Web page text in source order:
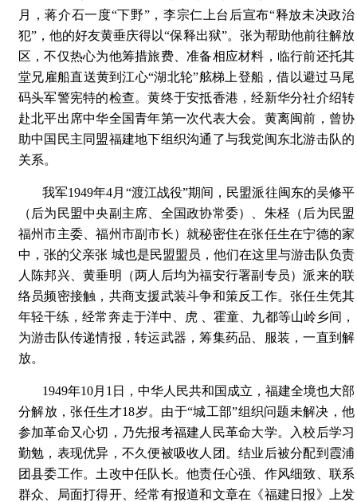
月，蒋介石一度“下野”，李宗仁上台后宣布“释放未决政治
犯”，他的好友黄垂庆得以“保释出狱”。张为帮助他前往解放
区，不仅热心为他筹措旅费、准备相应材料，临行前还托其
堂兄雇船直送黄到江心“湖北轮”舷梯上登船，借以避过马尾
码头军警宪特的检查。黄终于安抵香港，经新华分社介绍转
赴北平出席中华全国青年第一次代表大会。黄离闽前，曾协
助中国民主同盟福建地下组织沟通了与我党闽东北游击队的
关系。
我军1949年4月“渡江战役”期间，民盟派往闽东的吴修平
（后为民盟中央副主席、全国政协常委）、朱柽（后为民盟
福州市主委、福州市副市长）就秘密住在张任生在宁德的家
中，张的父亲张 城也是民盟盟员，他们在这里与游击队负责
人陈邦兴、黄垂明（两人后均为福安行署副专员）派来的联
络员频密接触，共商支援武装斗争和策反工作。张任生凭其
年轻干练，经常奔走于洋中、虎 、霍童、九都等山岭乡间，
为游击队传递情报，转运武器，筹集药品、服装，一直到解
放。
1949年10月1日，中华人民共和国成立，福建全境也大部
分解放，张任生才18岁。由于“城工部”组织问题未解决，他
参加革命又心切，乃先报考福建人民革命大学。入校后学习
勤勉，表现优异，不久便被吸收人团。结业后被分配到霞浦
团县委工作。土改中任队长。他责任心强、作风细致、联系
群众、局面打得开、经常有报道和文章在《福建日报》上发